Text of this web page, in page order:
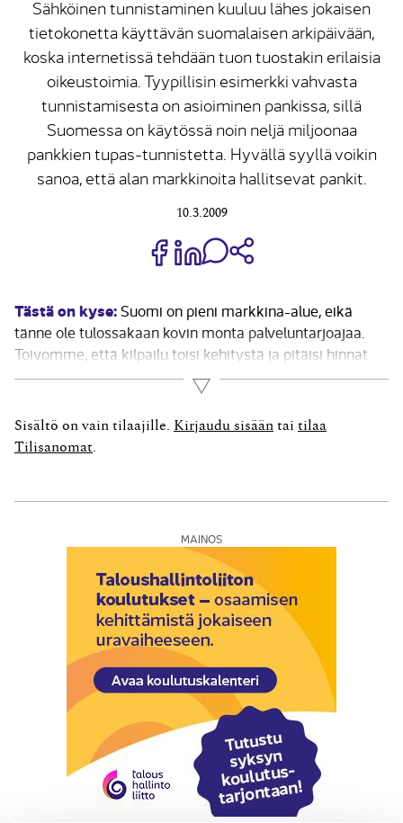
Sähköinen tunnistaminen kuuluu lähes jokaisen
tietokonetta käyttävän suomalaisen arkipäivään,
koska internetissä tehdään tuon tuostakin erilaisia
oikeustoimia. Tyypillisin esimerkki vahvasta
tunnistamisesta on asioiminen pankissa, sillä
Suomessa on käytössä noin neljä miljoonaa
pankkien tupas-tunnistetta. Hyvällä syyllä voikin
sanoa, että alan markkinoita hallitsevat pankit.
10.3.2009
Jaa Share on Facebook
Jaa Share on LinkedIn
Jaa WhatsApp-viestinä
Tästä on kyse: Suomi on pieni markkina-alue, eikä
tänne ole tulossakaan kovin monta palveluntarjoajaa.
Toivomme, että kilpailu toisi kehitystä ja pitäisi hinnat
alhaisina. Täytyy muistaa, ettei tilanne ole kuitenkaan
sähköisillä tunnistusmarkkinoilla Suomessa huono,
Liikenne- ja viestintäministeriön viestintäpalveluyksikön
neuvotteleva virkamies Kirsi Miettinen valaisee.
Lue lisää
Sisältö on vain tilaajille. Kirjaudu sisään tai tilaa
Tilisanomat
MAINOS